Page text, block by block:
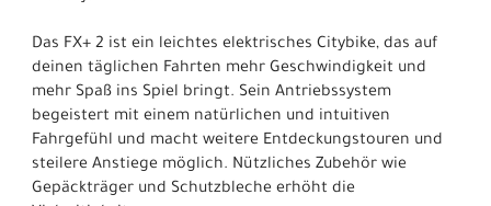
Das FX+ 2 ist ein leichtes elektrisches Citybike, das auf
deinen täglichen Fahrten mehr Geschwindigkeit und
mehr Spaß ins Spiel bringt. Sein Antriebssystem
begeistert mit einem natürlichen und intuitiven
Fahrgefühl und macht weitere Entdeckungstouren und
steilere Anstiege möglich. Nützliches Zubehör wie
Gepäckträger und Schutzbleche erhöht die